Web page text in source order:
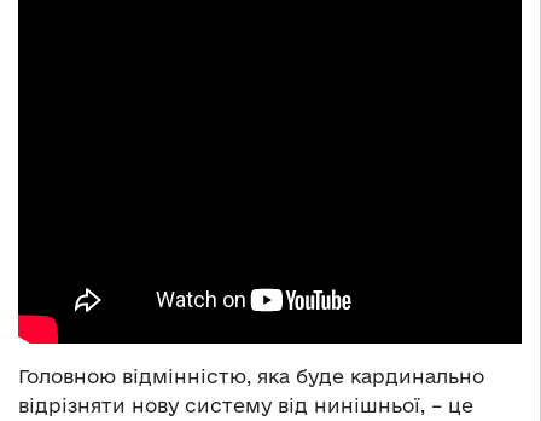
Головною відмінністю, яка буде кардинально
відрізняти нову систему від нинішньої, – це